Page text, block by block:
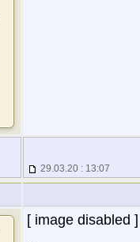
29.03.20 : 13:07
[ image disabled ]